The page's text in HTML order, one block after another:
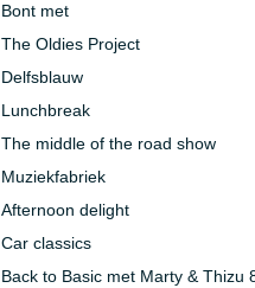
Bont met
The Oldies Project
Delfsblauw
Lunchbreak
The middle of the road show
Muziekfabriek
Afternoon delight
Car classics
Back to Basic met Marty & Thizu